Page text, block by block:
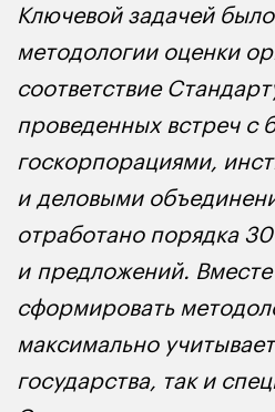
Ключевой задачей
методологии оценки
соответствие
проведенных встреч с
госкорпорациями,
и деловыми
отработано порядка
и предложений.
сформировать
максимально
государства, так и